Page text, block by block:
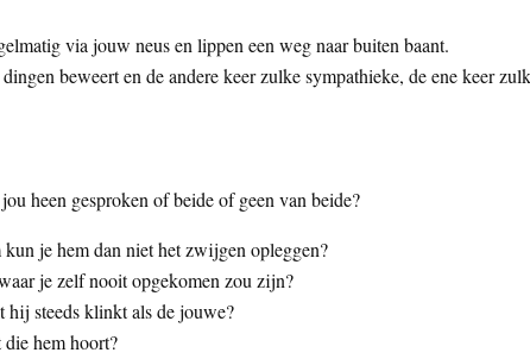
via jouw neus en lippen een weg naar buiten baant.
beweert en de andere keer zulke sympathieke, de ene keer
heen gesproken of beide of geen van beide?
je hem dan niet het zwijgen opleggen?
je zelf nooit opgekomen zou zijn?
hij steeds klinkt als de jouwe?
hem hoort?